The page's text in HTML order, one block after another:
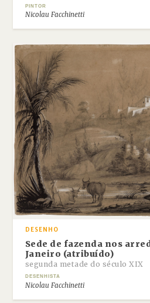
PINTOR
Nicolau Facchinetti
DESENHO
Sede de fazenda nos
Janeiro (atribuído)
segunda metade do século XIX
DESENHISTA
Nicolau Facchinetti